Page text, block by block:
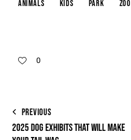
animals kids park zoo
0
PREVIOUS
2025 DOG EXHIBITS THAT WILL MAKE